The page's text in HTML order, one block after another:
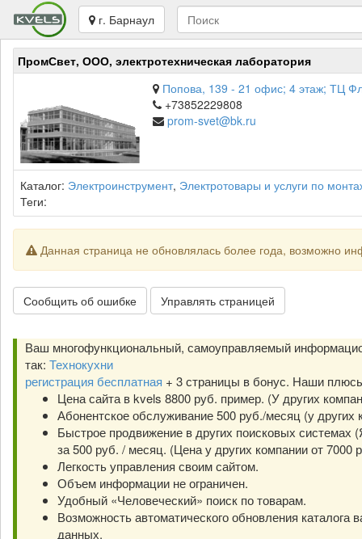
г. Барнаул
ПромСвет, ООО, электротехническая лаборатория
Попова, 139 - 21 офис; 4 этаж; ТЦ
+73852229808
prom-svet@bk.ru
Каталог: Электроинструмент, Электротовары и услуги по
Теги:
Данная страница не обновлялась более года, возможно
Сообщить об ошибке Управлять страницей
Ваш многофункциональный, самоуправляемый
так: Технокухни
регистрация бесплатная + 3 страницы в бонус. Наши
Цена сайта в kvels 8800 руб. пример. (У других
Абонентское обслуживание 500 руб./месяц (у других
Быстрое продвижение в других поисковых системах
за 500 руб. / месяц. (Цена у других компании от 7000
Легкость управления своим сайтом.
Объем информации не ограничен.
Удобный «Человеческий» поиск по товарам.
Возможность автоматического обновления каталога
данных.